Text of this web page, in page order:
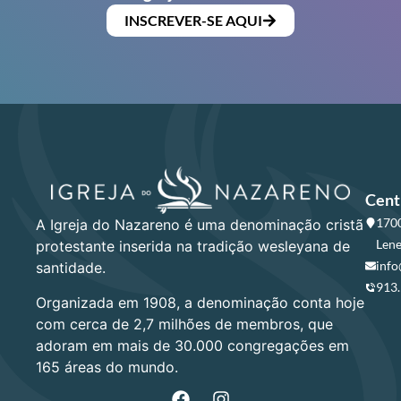
INSCREVER-SE AQUI
A Igreja do Nazareno é uma denominação cristã
protestante inserida na tradição wesleyana de
santidade.
Organizada em 1908, a denominação conta hoje
com cerca de 2,7 milhões de membros, que
adoram em mais de 30.000 congregações em
165 áreas do mundo.